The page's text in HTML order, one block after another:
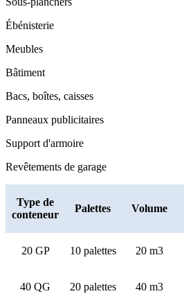
Ébénisterie
Meubles
Bâtiment
Bacs, boîtes, caisses
Panneaux publicitaires
Support d'armoire
Revêtements de garage
Type de
conteneur
Palettes Volume
20 GP 10 palettes 20 m3
40 QG 20 palettes 40 m3